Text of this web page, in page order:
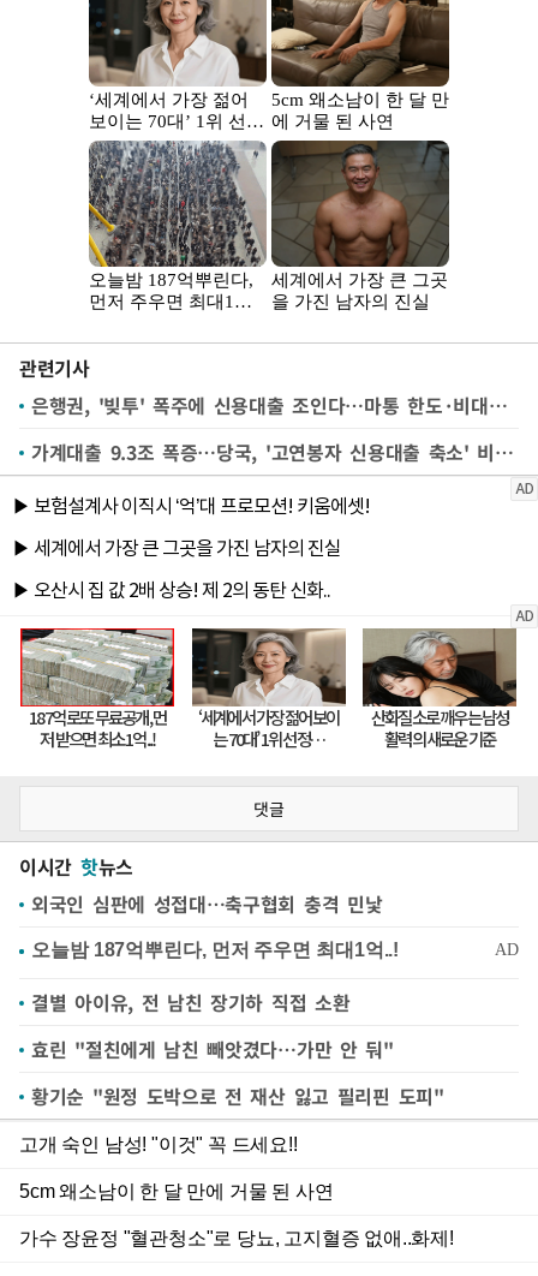
관련기사
은행권, '빚투' 폭주에 신용대출 조인다…마통 한도·비대면 접수 제한
가계대출 9.3조 폭증…당국, '고연봉자 신용대출 축소' 비상체계 가동
댓글
이시간 핫뉴스
외국인 심판에 성접대…축구협회 충격 민낯
결별 아이유, 전 남친 장기하 직접 소환
효린 "절친에게 남친 빼앗겼다…가만 안 둬"
황기순 "원정 도박으로 전 재산 잃고 필리핀 도피"